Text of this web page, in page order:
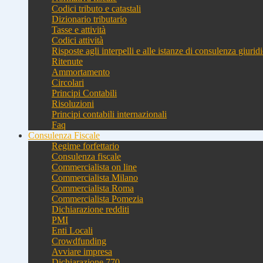
Codici tributo e catastali
Dizionario tributario
Tasse e attività
Codici attività
Risposte agli interpelli e alle istanze di consulenza
Ritenute
Ammortamento
Circolari
Principi Contabili
Risoluzioni
Principi contabili internazionali
Faq
Consulenza Fiscale
Regime forfettario
Consulenza fiscale
Commercialista on line
Commercialista Milano
Commercialista Roma
Commercialista Pomezia
Dichiarazione redditi
PMI
Enti Locali
Crowdfunding
Avviare impresa